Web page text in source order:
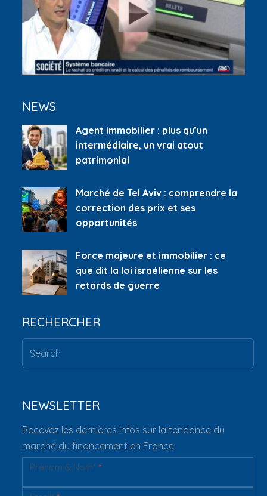
NEWS
Agent immobilier : plus qu’un
intermédiaire, un vrai atout
patrimonial
Marché de Tel Aviv : comprendre la
correction des prix et ses
opportunités
Force majeure et immobilier : ce
que dit la loi israélienne sur les
retards de guerre
RECHERCHER
NEWSLETTER
Recevez les dernières infos sur la tendance du
marché du financement en France
Newsletter
Prénom & Nom**